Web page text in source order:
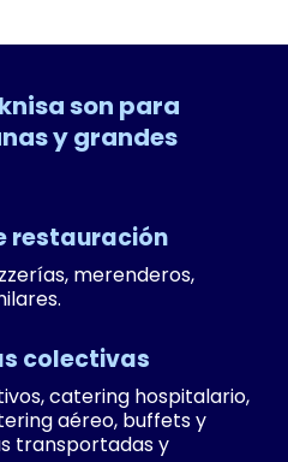
son para
y grandes
restauración
merenderos,
colectivas
catering hospitalario,
aéreo, buffets y
transportadas y